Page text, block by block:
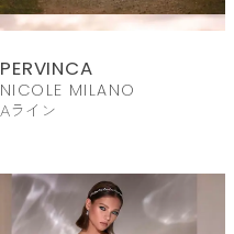
PERVINCA
NICOLE MILANO
Aライン